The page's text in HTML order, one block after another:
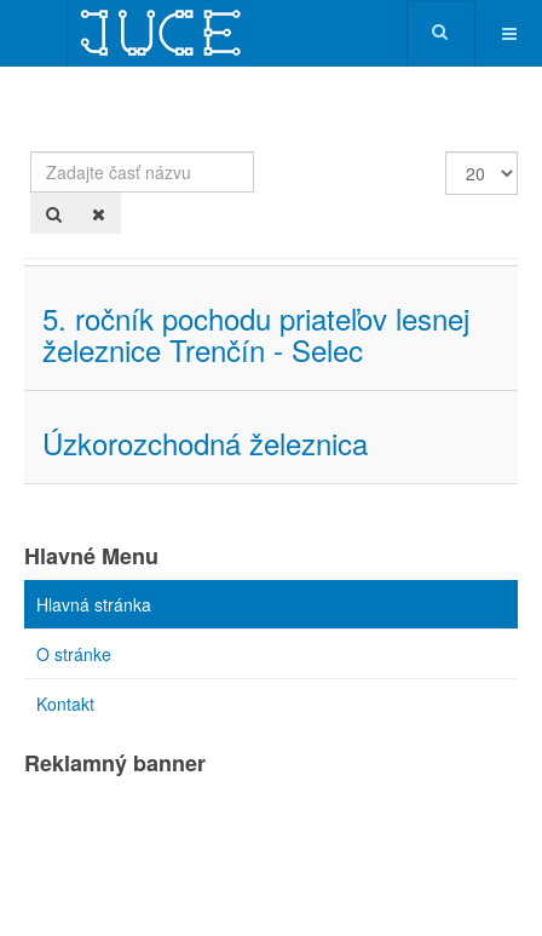
Zadajte
časť
názvu
Zobrazené
položky
5. ročník pochodu priateľov lesnej
železnice Trenčín - Selec
Úzkorozchodná železnica
Hlavné Menu
Hlavná stránka
O stránke
Kontakt
Reklamný banner